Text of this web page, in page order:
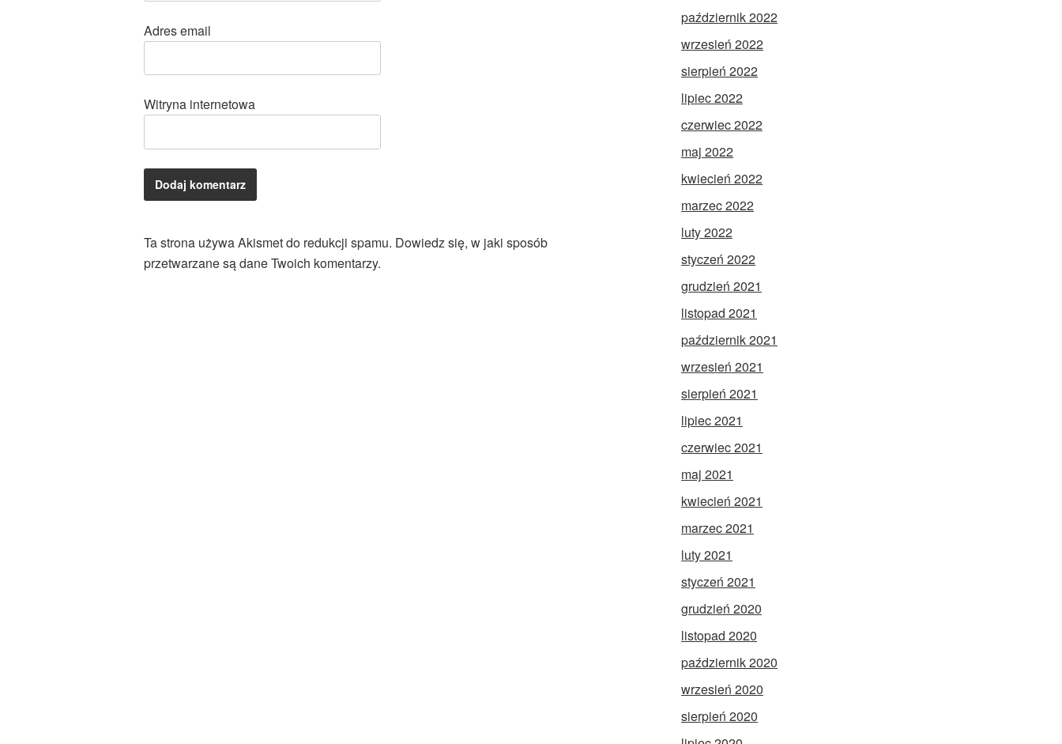
Adres email
Witryna internetowa
Ta strona używa Akismet do redukcji spamu. Dowiedz się, w jaki sposób
przetwarzane są dane Twoich komentarzy.
październik 2022
wrzesień 2022
sierpień 2022
lipiec 2022
czerwiec 2022
maj 2022
kwiecień 2022
marzec 2022
luty 2022
styczeń 2022
grudzień 2021
listopad 2021
październik 2021
wrzesień 2021
sierpień 2021
lipiec 2021
czerwiec 2021
maj 2021
kwiecień 2021
marzec 2021
luty 2021
styczeń 2021
grudzień 2020
listopad 2020
październik 2020
wrzesień 2020
sierpień 2020